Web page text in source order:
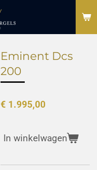
Eminent Dcs
200
€ 1.995,00
In winkelwagen